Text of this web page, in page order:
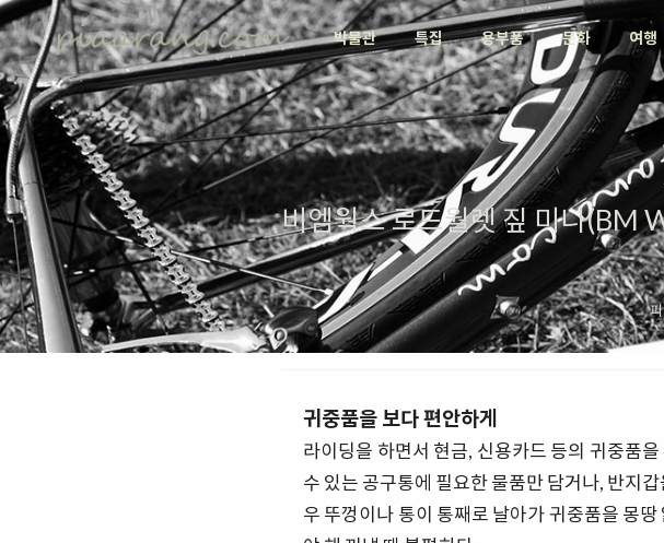
박물관 특집 용부품 문화 여행
비엠웍스 로드월렛 짚 미니(BM
귀중품을 보다 편안하게
라이딩을 하면서 현금, 신용카드 등의 귀중품
수 있는 공구통에 필요한 물품만 담거나, 반지
우 뚜껑이나 통이 통째로 날아가 귀중품을 몽